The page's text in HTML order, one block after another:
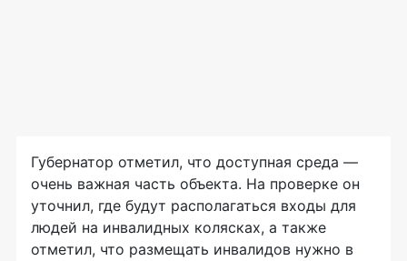
Губернатор отметил, что доступная среда —
очень важная часть объекта. На проверке он
уточнил, где будут располагаться входы для
людей на инвалидных колясках, а также
отметил, что размещать инвалидов нужно в